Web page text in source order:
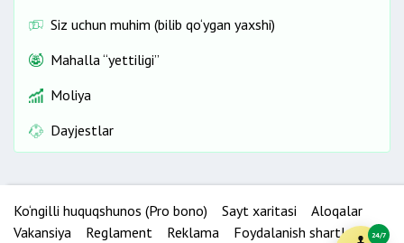
Siz uchun muhim (bilib qo‘ygan yaxshi)
Mahalla “yettiligi”
Moliya
Dayjestlar
Ko‘ngilli huquqshunos (Pro bono) Sayt xaritasi
Aloqalar
Vakansiya
Reglament Reklama Foydalanish shartlari 24/7